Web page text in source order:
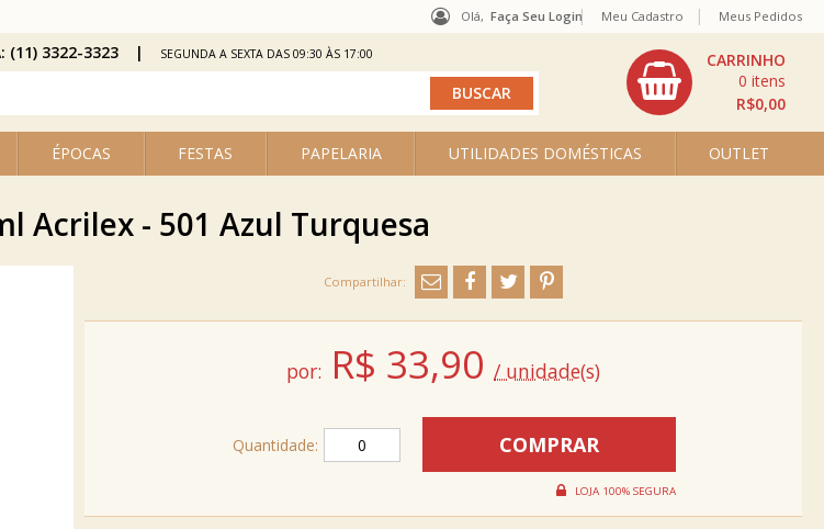
Olá, Faça Seu Login
ÉPOCAS FESTAS PAPELARIA UTILIDADES DOMÉSTICAS OUTLET
R$0,00
0
Meu Cadastro Meus Pedidos
(11) 3322-3323 SEGUNDA A SEXTA DAS 09:30 ÀS 17:00
Acrilex - 501 Azul Turquesa
por: R$ 33,90 / unidade(s)
Quantidade: